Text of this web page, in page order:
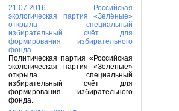
21.07.2016. Российская
экологическая партия «Зелёные»
открыла специальный
избирательный счёт для
формирования избирательного
фонда.
Политическая партия «Российская
экологическая партия «Зелёные»
открыла специальный
избирательный счёт для
формирования избирательного
фонда.